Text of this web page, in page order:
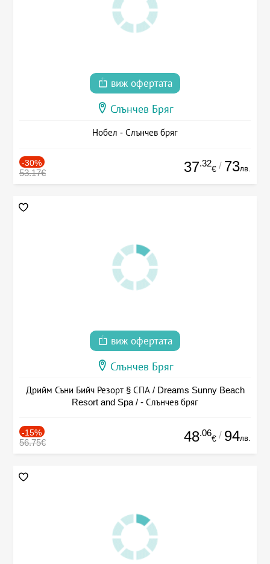
виж офертата
Слънчев Бряг
Нобел - Слънчев бряг
-30%
53.17€ 37.32
€ / 73лв.
виж офертата
Слънчев Бряг
Дрийм Съни Бийч Резорт § СПА / Dreams Sunny Beach
Resort and Spa / - Слънчев бряг
-15%
56.75€ 48.06
€ / 94лв.